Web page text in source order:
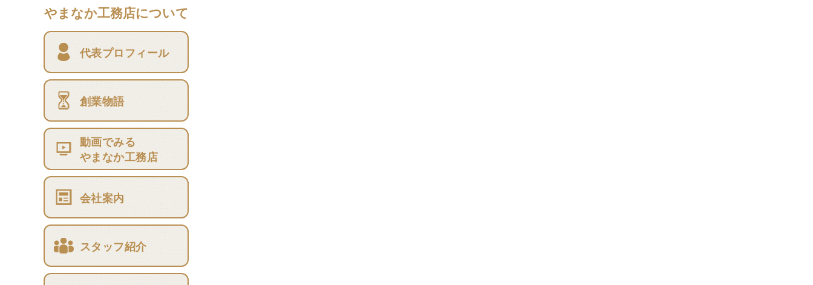
やまなか工務店について
代表プロフィール
創業物語
動画でみる
やまなか工務店
会社案内
スタッフ紹介